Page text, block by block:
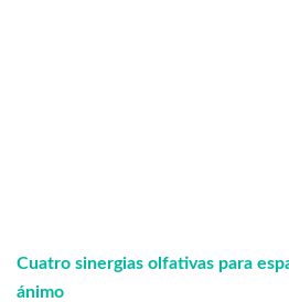
Cuatro sinergias olfativas para
ánimo